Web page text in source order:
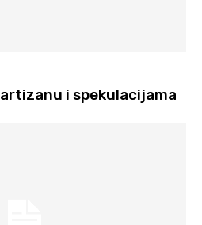
i spekulacijama